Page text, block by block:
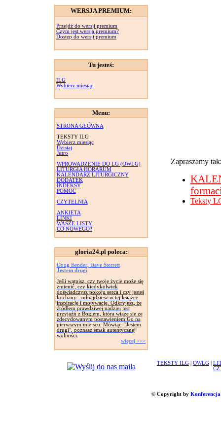
WERSJA PREMIUM:
Przejdź do wersji premium
Czym jest wersja premium?
Dostęp do wersji premium
Tu jesteś:
ILG
Wybierz miesiąc
Menu:
STRONA GŁÓWNA
TEKSTY ILG
Wybierz miesiąc
Dzisiaj
Jutro
WPROWADZENIE DO LG (OWLG)
LITURGIA HORARUM
KALENDARZ LITURGICZNY
DODATEK
INDEKSY
POMOC
CZYTELNIA
ANKIETA
LINKI
WASZE LISTY
CO NOWEGO?
gloria24.pl poleca:
Doug Bender, Dave Sterrett
Jestem drugi
Jeśli wątpisz, czy twoje życie może się
zmienić, czy kiedykolwiek
doświadczysz pokoju serca i czy jesteś
kochany - odnajdziesz w tej książce
inspirację i motywację. Odkryjesz, że
źródłem prawdziwej nadziei jest
przyjaźń z Bogiem, która wiąże się ze
zdecydowanym postawieniem Go na
pierwszym miejscu. Mówiąc: "Jestem
drugi", poznasz smak autentycznej
wolności.
więcej >>>
Zapraszamy
Teksty
TEKSTY ILG OWLG
© Copyright by Konferencja